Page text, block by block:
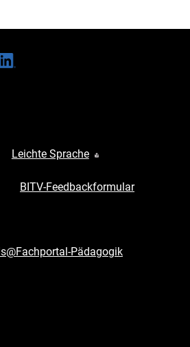
Leichte Sprache
BITV-Feedbackformular
Pädagogik